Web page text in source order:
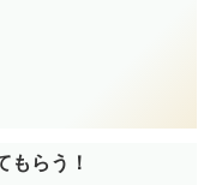
もらう！